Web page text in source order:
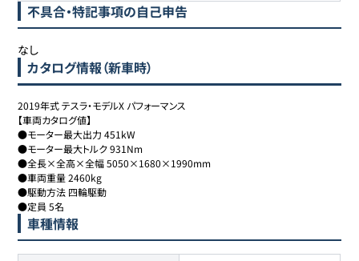
不具合・特記事項の自己申告
なし
カタログ情報（新車時）
2019年式 テスラ・モデルX パフォーマンス
【車両カタログ値】
●モーター最大出力 451kW
●モーター最大トルク 931Nm
●全長×全高×全幅 5050×1680×1990mm
●車両重量 2460kg
●駆動方法 四輪駆動
●定員 5名
車種情報